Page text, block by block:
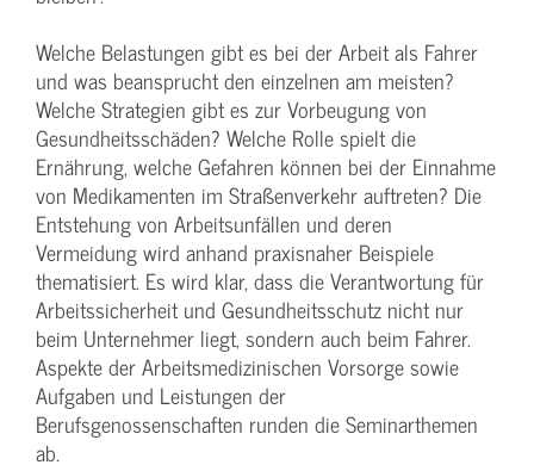
Welche Belastungen gibt es bei der Arbeit als Fahrer
und was beansprucht den einzelnen am meisten?
Welche Strategien gibt es zur Vorbeugung von
Gesundheitsschäden? Welche Rolle spielt die
Ernährung, welche Gefahren können bei der Einnahme
von Medikamenten im Straßenverkehr auftreten? Die
Entstehung von Arbeitsunfällen und deren
Vermeidung wird anhand praxisnaher Beispiele
thematisiert. Es wird klar, dass die Verantwortung für
Arbeitssicherheit und Gesundheitsschutz nicht nur
beim Unternehmer liegt, sondern auch beim Fahrer.
Aspekte der Arbeitsmedizinischen Vorsorge sowie
Aufgaben und Leistungen der
Berufsgenossenschaften runden die Seminarthemen
ab.